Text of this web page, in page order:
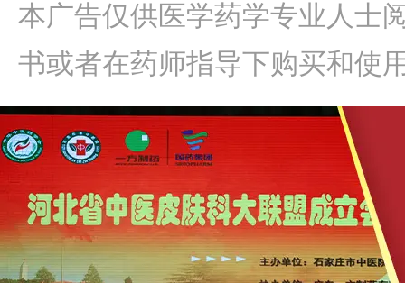
本广告仅供医学药学专业人士
书或者在药师指导下购买和使